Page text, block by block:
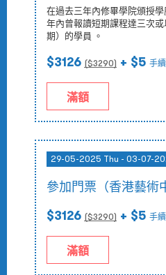
在過去三年內修畢學院頒授
年內曾報讀短期課程達三次
期）的學員 。
$3126 ($3290) + $5 手
滿額
29-05-2025 Thu - 03-07-
參加門票（香港藝術
$3126 ($3290) + $5 手
滿額